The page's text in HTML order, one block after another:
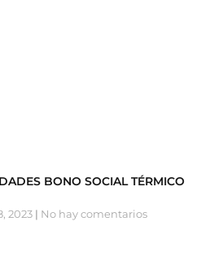
BONO SOCIAL TÉRMICO
2023 No hay comentarios